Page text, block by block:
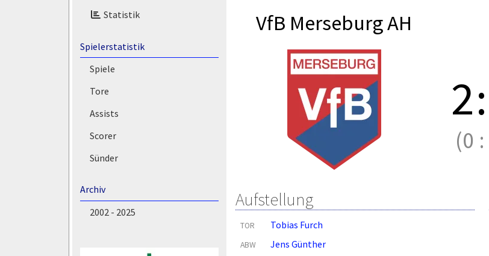
Statistik
Spielerstatistik
Spiele
Tore
Assists
Scorer
Sünder
Archiv
2002 - 2025
VfB Merseburg AH
2:
(0 :
Aufstellung
TOR Tobias Furch
ABW
Jens Günther